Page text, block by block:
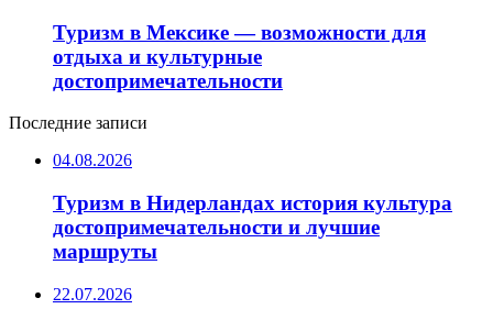
Туризм в Мексике — возможности для
отдыха и культурные
достопримечательности
Последние записи
04.08.2026
Туризм в Нидерландах история культура
достопримечательности и лучшие
маршруты
22.07.2026